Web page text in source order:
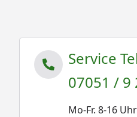
Service
07051 / 9
Mo-Fr. 8-16 Uhr